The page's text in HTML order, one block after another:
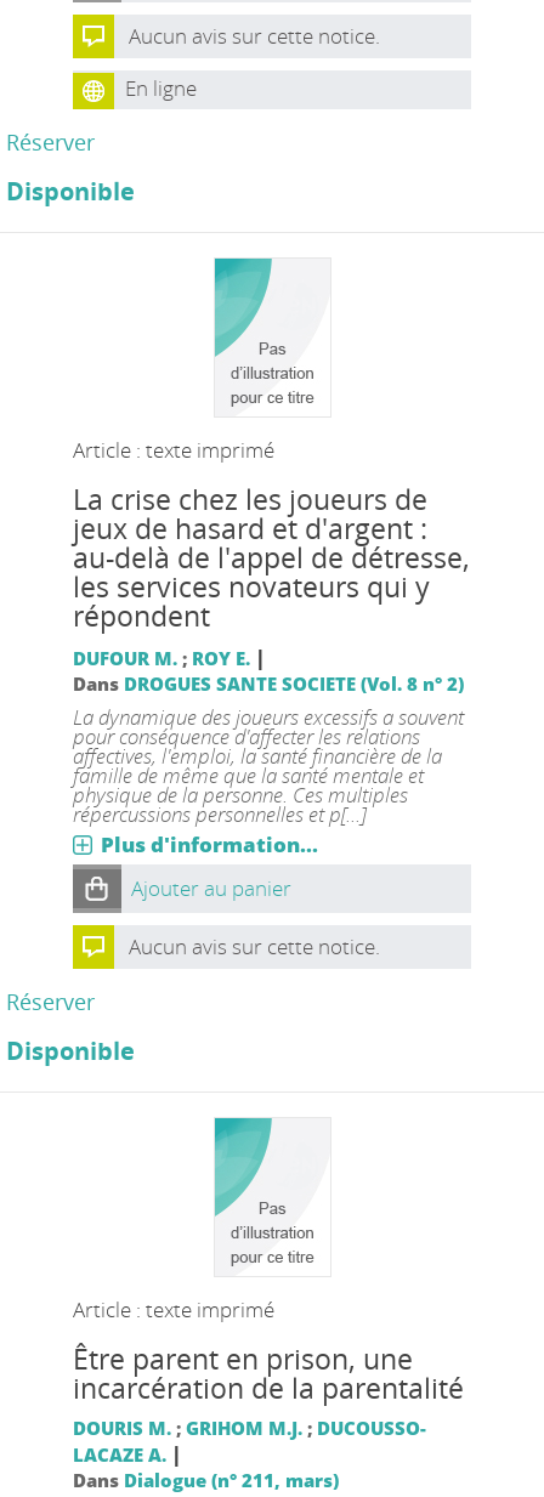
Aucun avis sur cette notice.
En ligne
Réserver
Disponible
Article : texte imprimé
La crise chez les joueurs de
jeux de hasard et d'argent :
au-delà de l'appel de détresse,
les services novateurs qui y
répondent
DUFOUR M.; ROY E. |
Dans DROGUES SANTE SOCIETE (Vol. 8 n° 2)
La dynamique des joueurs excessifs a souvent
pour conséquence d'affecter les relations
affectives, l'emploi, la santé financière de la
famille de même que la santé mentale et
physique de la personne. Ces multiples
répercussions personnelles et p[...]
Plus d'information...
Ajouter au panier
Aucun avis sur cette notice.
Réserver
Disponible
Article : texte imprimé
Être parent en prison, une
incarcération de la parentalité
DOURIS M.; GRIHOM M.J.; DUCOUSSO-
LACAZE A. |
Dans Dialogue (n° 211, mars)